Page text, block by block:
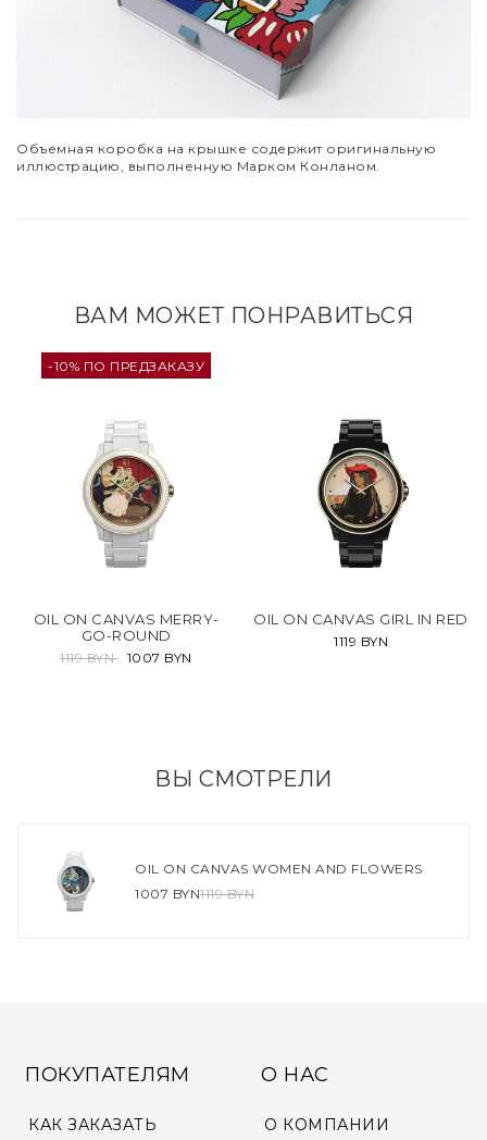
Объемная коробка на крышке содержит оригинальную
иллюстрацию, выполненную Марком Конланом.
ВАМ МОЖЕТ ПОНРАВИТЬСЯ
-10% ПО ПРЕДЗАКАЗУ
OIL ON CANVAS MERRY-
GO-ROUND
1119 BYN 1007 BYN
OIL ON CANVAS GIRL IN RED
1119 BYN
ВЫ СМОТРЕЛИ
OIL ON CANVAS WOMEN AND FLOWERS
1119 BYN
1007 BYN
ПОКУПАТЕЛЯМ
КАК ЗАКАЗАТЬ
О НАС
О КОМПАНИИ